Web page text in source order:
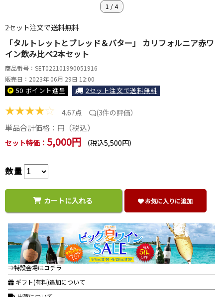
1 /4
2セット注文で送料無料
「タルトレットとブレッド＆バター」 カリフォルニア赤ワ
イン飲み比べ2本セット
商品番号：SET022101990051916
販売日：2023年 06月 29日 12:00
50 ポイント進呈 2セット注文で送料無料
★★★★☆ 4.67点 (3件の評価）
単品合計価格： 円（税込）
セット特価： 5,000円 （税込5,500円）
数量
カートに入れる お気に入りに追加
⇒特設会場はコチラ
ギフト(有料)追加について